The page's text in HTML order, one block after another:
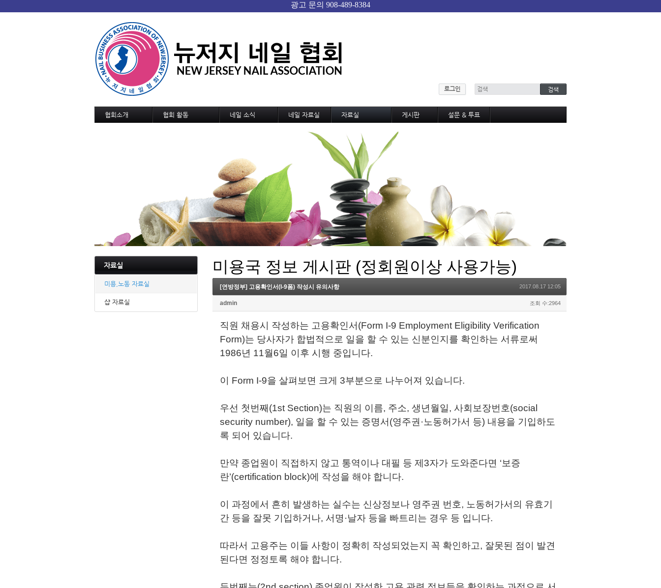
로그인
협회소개 협회 활동 네일 소식
국내외 소식
네일 자료실 자료실
샵 자료실
게시판 설문 & 투표
자료실
미용,노동 자료실
샵 자료실
미용국 정보 게시판 (정회원이상 사용가능)
[연방정부] 고용확인서(I-9폼) 작성시 유의사항 2017.08.17 12:05
admin 조회 수:2964
직원 채용시 작성하는 고용확인서(Form I-9 Employment Eligibility Verification
Form)는 당사자가 합법적으로 일을 할 수 있는 신분인지를 확인하는 서류로써
1986년 11월6일 이후 시행 중입니다.
이 Form I-9을 살펴보면 크게 3부분으로 나누어져 있습니다.
우선 첫번째(1st Section)는 직원의 이름, 주소, 생년월일, 사회보장번호(social
security number), 일을 할 수 있는 증명서(영주권·노동허가서 등) 내용을 기입하도
록 되어 있습니다.
만약 종업원이 직접하지 않고 통역이나 대필 등 제3자가 도와준다면 ‘보증
란’(certification block)에 작성을 해야 합니다.
이 과정에서 흔히 발생하는 실수는 신상정보나 영주권 번호, 노동허가서의 유효기
간 등을 잘못 기입하거나, 서명·날자 등을 빠트리는 경우 등 입니다.
따라서 고용주는 이들 사항이 정확히 작성되었는지 꼭 확인하고, 잘못된 점이 발견
된다면 정정토록 해야 합니다.